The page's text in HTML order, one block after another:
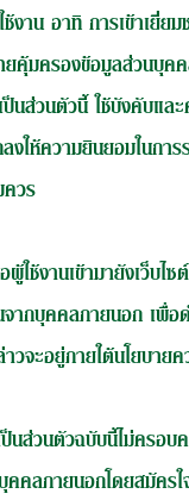
งาน อาทิ การเข้าเยี่
คุ้มครองข้อมูลส่วนบุค
นส่วนตัวนี้ ใช้บังคับแล
ให้ความยินยอมในก
วร
ผู้ใช้งานเข้ามายังเว็บ
จากบุคคลภายนอก เ
วจะอยู่ภายใต้นโยบา
นส่วนตัวฉบับนี้ไม่ครอ
คคลภายนอกโดยสมัค